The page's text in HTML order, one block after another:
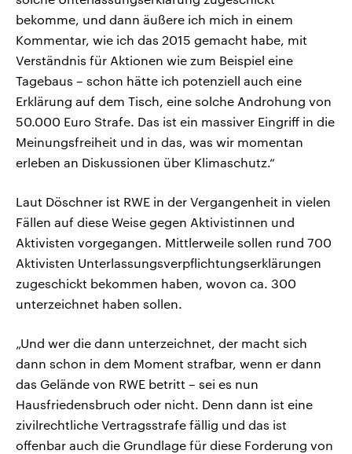
bekomme, und dann äußere ich mich in einem
Kommentar, wie ich das 2015 gemacht habe, mit
Verständnis für Aktionen wie zum Beispiel eine
Tagebaus – schon hätte ich potenziell auch eine
Erklärung auf dem Tisch, eine solche Androhung von
50.000 Euro Strafe. Das ist ein massiver Eingriff in die
Meinungsfreiheit und in das, was wir momentan
erleben an Diskussionen über Klimaschutz.“
Laut Döschner ist RWE in der Vergangenheit in vielen
Fällen auf diese Weise gegen Aktivistinnen und
Aktivisten vorgegangen. Mittlerweile sollen rund 700
Aktivisten Unterlassungsverpflichtungserklärungen
zugeschickt bekommen haben, wovon ca. 300
unterzeichnet haben sollen.
„Und wer die dann unterzeichnet, der macht sich
dann schon in dem Moment strafbar, wenn er dann
das Gelände von RWE betritt – sei es nun
Hausfriedensbruch oder nicht. Denn dann ist eine
zivilrechtliche Vertragsstrafe fällig und das ist
offenbar auch die Grundlage für diese Forderung von